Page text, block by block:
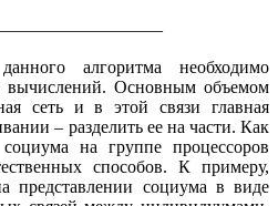
алгоритма необходимо
вычислений. Основным объемом
сеть и в этой связи главная
– разделить ее на части. Как
на группе процессоров
способов. К примеру,
представлении социума в виде